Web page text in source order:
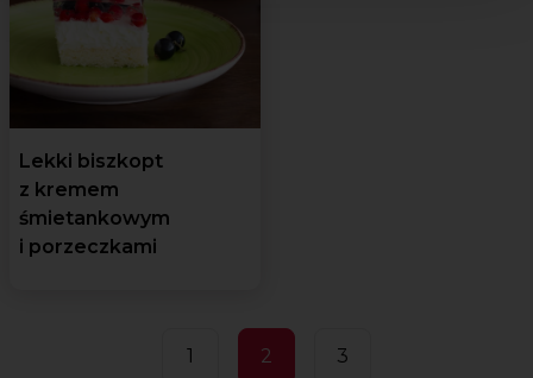
Lekki biszkopt
z kremem
śmietankowym
i porzeczkami
1 2 3